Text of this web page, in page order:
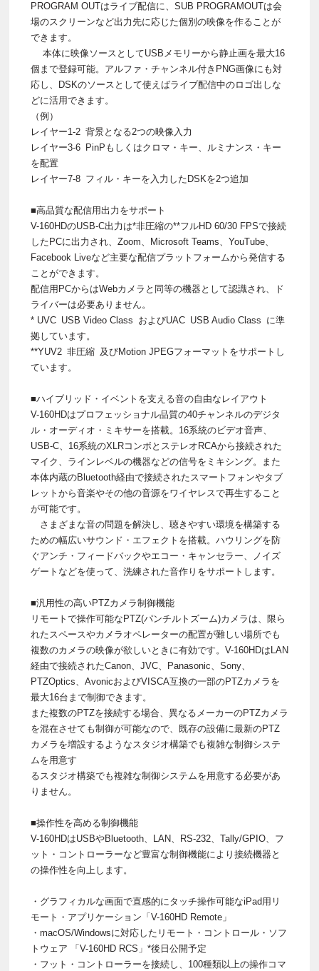
PROGRAM OUTはライブ配信に、SUB PROGRAMOUTは会
場のスクリーンなど出力先に応じた個別の映像を作ることが
できます。
本体に映像ソースとしてUSBメモリーから静止画を最大16
個まで登録可能。アルファ・チャンネル付きPNG画像にも対
応し、DSKのソースとして使えばライブ配信中のロゴ出しな
どに活用できます。
（例）
レイヤー1-2 背景となる2つの映像入力
レイヤー3-6 PinPもしくはクロマ・キー、ルミナンス・キー
を配置
レイヤー7-8 フィル・キーを入力したDSKを2つ追加
■高品質な配信用出力をサポート
V-160HDのUSB-C出力は*非圧縮の**フルHD 60/30 FPSで接続
したPCに出力され、Zoom、Microsoft Teams、YouTube、
Facebook Liveなど主要な配信プラットフォームから発信する
ことができます。
配信用PCからはWebカメラと同等の機器として認識され、ド
ライバーは必要ありません。
* UVC USB Video Class およびUAC USB Audio Class に準
拠しています。
**YUV2 非圧縮 及びMotion JPEGフォーマットをサポートし
ています。
■ハイブリッド・イベントを支える音の自由なレイアウト
V-160HDはプロフェッショナル品質の40チャンネルのデジタ
ル・オーディオ・ミキサーを搭載。16系統のビデオ音声、
USB-C、16系統のXLRコンボとステレオRCAから接続された
マイク、ラインレベルの機器などの信号をミキシング。また
本体内蔵のBluetooth経由で接続されたスマートフォンやタブ
レットから音楽やその他の音源をワイヤレスで再生すること
が可能です。
さまざまな音の問題を解決し、聴きやすい環境を構築する
ための幅広いサウンド・エフェクトを搭載。ハウリングを防
ぐアンチ・フィードバックやエコー・キャンセラー、ノイズ
ゲートなどを使って、洗練された音作りをサポートします。
■汎用性の高いPTZカメラ制御機能
リモートで操作可能なPTZ(パンチルトズーム)カメラは、限ら
れたスペースやカメラオペレーターの配置が難しい場所でも
複数のカメラの映像が欲しいときに有効です。V-160HDはLAN
経由で接続されたCanon、JVC、Panasonic、Sony、
PTZOptics、AvonicおよびVISCA互換の一部のPTZカメラを
最大16台まで制御できます。
また複数のPTZを接続する場合、異なるメーカーのPTZカメラ
を混在させても制御が可能なので、既存の設備に最新のPTZ
カメラを増設するようなスタジオ構築でも複雑な制御システ
ムを用意す
るスタジオ構築でも複雑な制御システムを用意する必要があ
りません。
■操作性を高める制御機能
V-160HDはUSBやBluetooth、LAN、RS-232、Tally/GPIO、フ
ット・コントローラーなど豊富な制御機能により接続機器と
の操作性を向上します。
・グラフィカルな画面で直感的にタッチ操作可能なiPad用リ
モート・アプリケーション「V-160HD Remote」
・macOS/Windowsに対応したリモート・コントロール・ソフ
トウェア 「V-160HD RCS」*後日公開予定
・フット・コントローラーを接続し、100種類以上の操作コマ